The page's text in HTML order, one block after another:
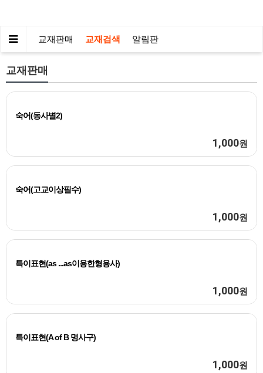
교재판매 교재검색 알림판
교재판매
숙어(동사별2)
1,000원
숙어(고교이상필수)
1,000원
특이표현(as ...as이용한형용사)
1,000원
특이표현(A of B 명사구)
1,000원